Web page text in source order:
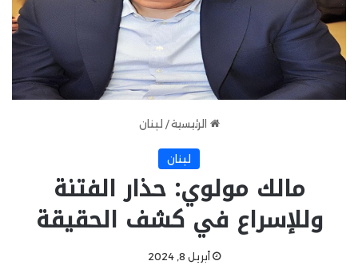
الرئيسية / لبنان
لبنان
مالك مولوي: حذار الفتنة
وللإسراع في كشف الحقيقة
أبريل 8, 2024